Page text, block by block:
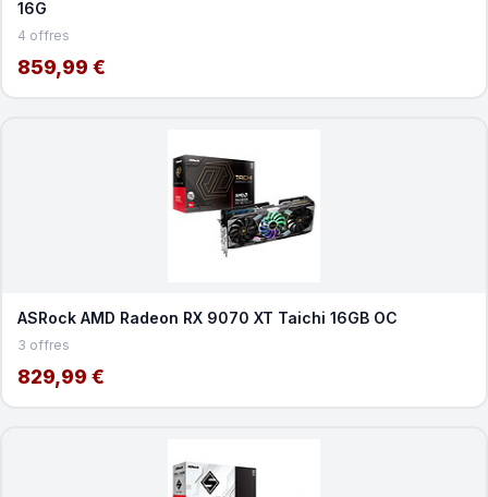
16G
4 offres
859,99 €
ASRock AMD Radeon RX 9070 XT Taichi 16GB OC
3 offres
829,99 €